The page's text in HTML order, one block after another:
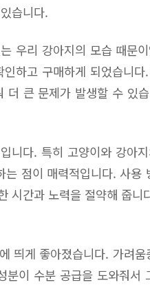
습니다.
우리 강아지의 모습 때문
하고 구매하게 되었습니다
큰 문제가 발생할 수 있
니다. 특히 고양이와 강아
점이 매력적입니다. 사용
시간과 노력을 절약해 줍니
띄게 좋아졌습니다. 가려
분이 수분 공급을 도와줘서